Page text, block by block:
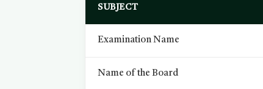
SUBJECT
Examination Name
Name of the Board